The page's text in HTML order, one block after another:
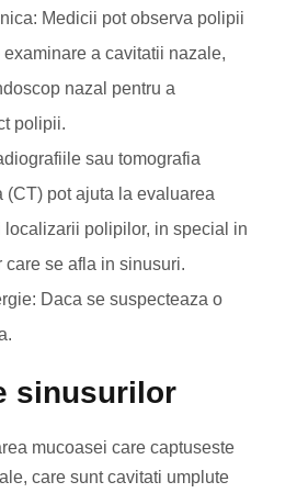
Medicii pot observa polipii
a cavitatii nazale,
nazal pentru a
polipii.
sau tomografia
(CT) pot ajuta la evaluarea
polipilor, in special in
se afla in sinusuri.
Daca se suspecteaza o
sinusurilor
mucoasei care captuseste
care sunt cavitati umplute